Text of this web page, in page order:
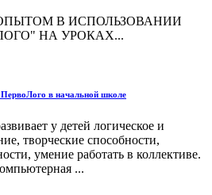
В ИСПОЛЬЗОВАНИИ
НА УРОКАХ...
в начальной школе
у детей логическое и
творческие способности,
умение работать в коллективе.
...